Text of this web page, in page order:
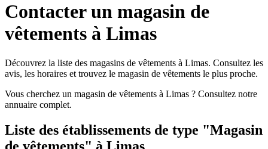
Contacter un magasin de
vêtements à Limas
Découvrez la liste des magasins de vêtements à Limas. Consultez les
avis, les horaires et trouvez le magasin de vêtements le plus proche.
Vous cherchez un magasin de vêtements à Limas ? Consultez notre
annuaire complet.
Liste des établissements de type "Magasin
de vêtements" à Limas